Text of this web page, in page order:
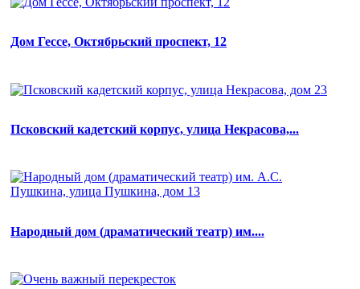
Дом Гессе, Октябрьский проспект, 12
Псковский кадетский корпус, улица Некрасова,...
Народный дом (драматический театр) им....